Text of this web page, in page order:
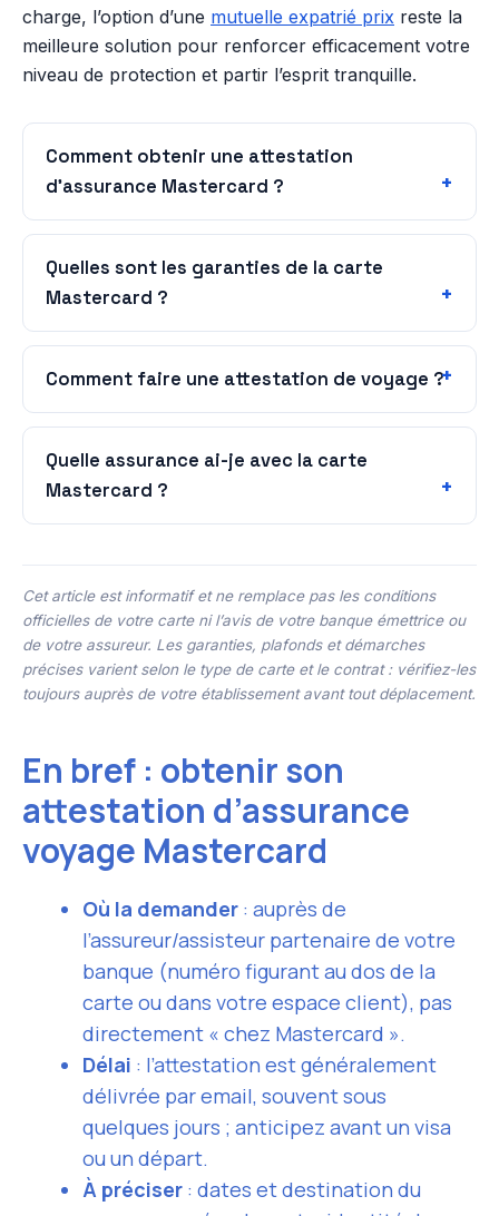
charge, l’option d’une mutuelle expatrié prix reste la
meilleure solution pour renforcer efficacement votre
niveau de protection et partir l’esprit tranquille.
Comment obtenir une attestation
d’assurance Mastercard ?
Quelles sont les garanties de la carte
Mastercard ?
Comment faire une attestation de voyage ?
Quelle assurance ai-je avec la carte
Mastercard ?
Cet article est informatif et ne remplace pas les conditions
officielles de votre carte ni l’avis de votre banque émettrice ou
de votre assureur. Les garanties, plafonds et démarches
précises varient selon le type de carte et le contrat : vérifiez-les
toujours auprès de votre établissement avant tout déplacement.
En bref : obtenir son
attestation d’assurance
voyage Mastercard
Où la demander : auprès de
l’assureur/assisteur partenaire de votre
banque (numéro figurant au dos de la
carte ou dans votre espace client), pas
directement « chez Mastercard ».
Délai : l’attestation est généralement
délivrée par email, souvent sous
quelques jours ; anticipez avant un visa
ou un départ.
À préciser : dates et destination du